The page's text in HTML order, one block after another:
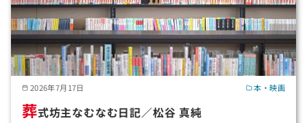
2026年7月17日 本・映画
葬式坊主なむなむ日記／松谷 真純